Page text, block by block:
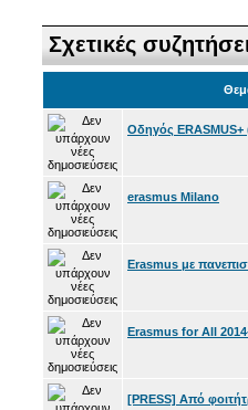
Σχετικές
Οδηγός ERASMUS+
erasmus Milano
Erasmus με
Erasmus for All
[PRESS] Από